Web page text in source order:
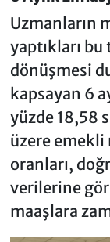
Uzmanların
yaptıkları
dönüşmesi
kapsayan 6
yüzde 18,58
üzere emekli
oranları,
verilerine
maaşlara